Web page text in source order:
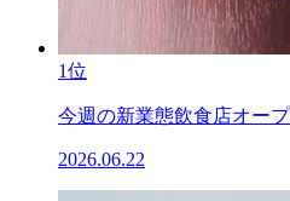
1位
今週の新業態飲食店オー
2026.06.22